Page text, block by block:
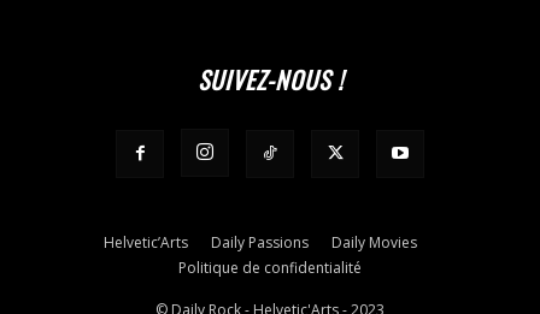
SUIVEZ-NOUS !
Helvetic’Arts Daily Passions
Daily Movies
Politique de confidentialité
© Daily Rock - Helvetic'Arts - 2023